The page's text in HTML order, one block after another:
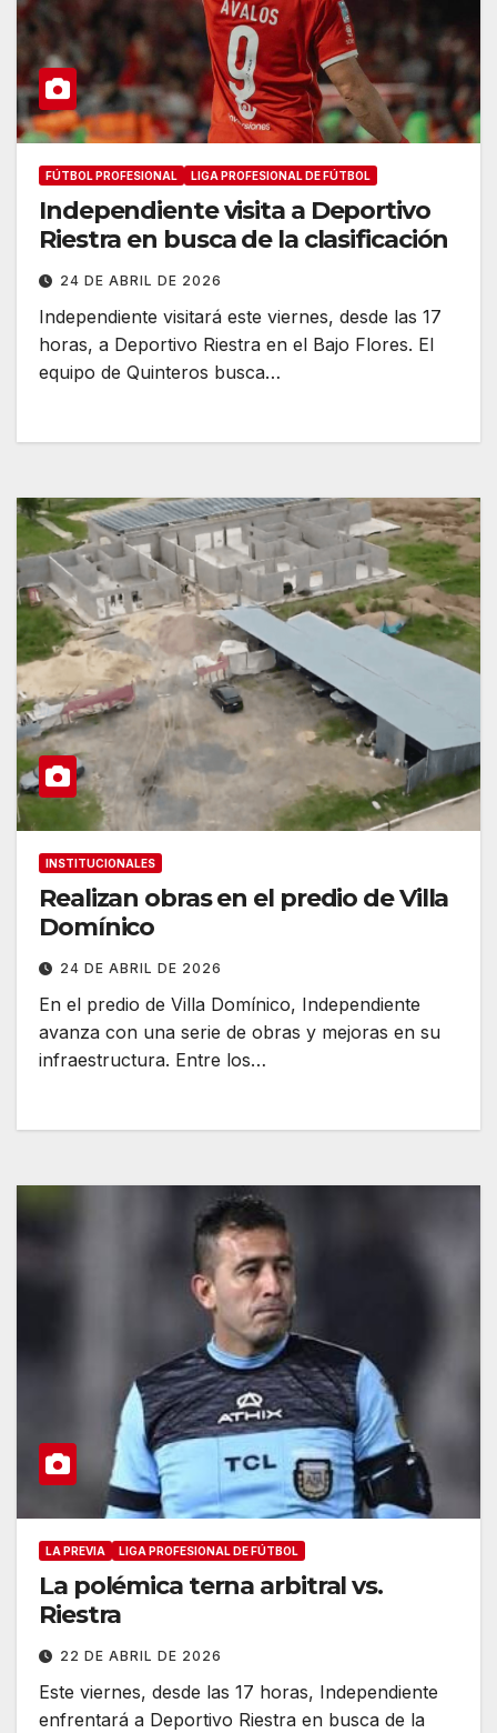
FÚTBOL PROFESIONAL LIGA PROFESIONAL DE FÚTBOL
Independiente visita a Deportivo
Riestra en busca de la clasificación
24 DE ABRIL DE 2026
Independiente visitará este viernes, desde las 17
horas, a Deportivo Riestra en el Bajo Flores. El
equipo de Quinteros busca…
INSTITUCIONALES
Realizan obras en el predio de Villa
Domínico
24 DE ABRIL DE 2026
En el predio de Villa Domínico, Independiente
avanza con una serie de obras y mejoras en su
infraestructura. Entre los…
LA PREVIA LIGA PROFESIONAL DE FÚTBOL
La polémica terna arbitral vs.
Riestra
22 DE ABRIL DE 2026
Este viernes, desde las 17 horas, Independiente
enfrentará a Deportivo Riestra en busca de la